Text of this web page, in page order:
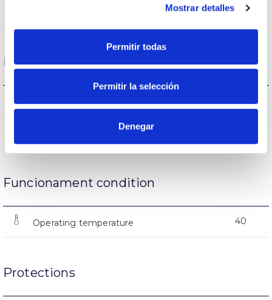
Mostrar detalles
Permitir todas
Permitir la selección
Denegar
915lm
Life
Lifetime
12500
Funcionament condition
Operating temperature 40
Protections